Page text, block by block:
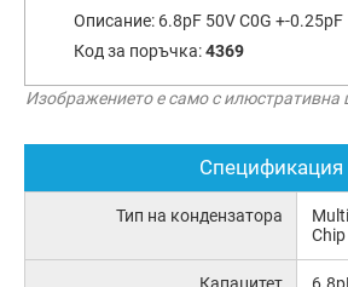
Описание: 6.8pF 50V C0G +-0.25pF
Код за поръчка:4369
Изображението е само с илюстративна
Спецификация
Тип на кондензатора